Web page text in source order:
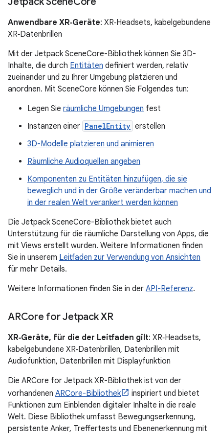
Anwendbare XR‑Geräte: XR‑Headsets, kabelgebundene
XR‑Datenbrillen
Mit der Jetpack SceneCore-Bibliothek können Sie 3D-
Inhalte, die durch Entitäten definiert werden, relativ
zueinander und zu Ihrer Umgebung platzieren und
anordnen. Mit SceneCore können Sie Folgendes tun:
Legen Sie räumliche Umgebungen fest
Instanzen einer PanelEntity erstellen
3D-Modelle platzieren und animieren
Räumliche Audioquellen angeben
Komponenten zu Entitäten hinzufügen, die sie
beweglich und in der Größe veränderbar machen und
in der realen Welt verankert werden können
Die Jetpack SceneCore-Bibliothek bietet auch
Unterstützung für die räumliche Darstellung von Apps, die
mit Views erstellt wurden. Weitere Informationen finden
Sie in unserem Leitfaden zur Verwendung von Ansichten
für mehr Details.
Weitere Informationen finden Sie in der API-Referenz.
ARCore for Jetpack XR
XR‑Geräte, für die der Leitfaden gilt: XR‑Headsets,
kabelgebundene XR‑Datenbrillen, Datenbrillen mit
Audiofunktion, Datenbrillen mit Displayfunktion
Die ARCore for Jetpack XR-Bibliothek ist von der
vorhandenen ARCore-Bibliothek
inspiriert und bietet
Funktionen zum Einblenden digitaler Inhalte in die reale
Welt. Diese Bibliothek umfasst Bewegungserkennung,
persistente Anker, Treffertests und Ebenenerkennung mit